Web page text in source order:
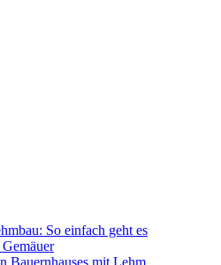
So einfach geht es
Bauernhauses mit Lehm